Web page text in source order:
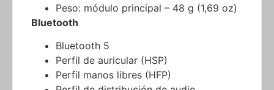
Peso: módulo principal – 48 g (1,69 oz)
Bluetooth
Bluetooth 5
Perfil de auricular (HSP)
Perfil manos libres (HFP)